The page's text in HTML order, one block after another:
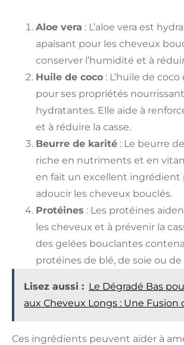
Aloe vera : L’aloe vera est
apaisant pour les cheveux
conserver l’humidité et à
Huile de coco : L’huile de
pour ses propriétés
hydratantes. Elle aide à
et à réduire la casse.
Beurre de karité : Le beurre
riche en nutriments et en
en fait un excellent ingrédient
adoucir les cheveux bouclés.
Protéines : Les protéines
les cheveux et à prévenir la
des gelées bouclantes
protéines de blé, de soie ou
Lisez aussi : Le Dégradé Bas
aux Cheveux Longs : Une Fusion
Ces ingrédients peuvent aider à